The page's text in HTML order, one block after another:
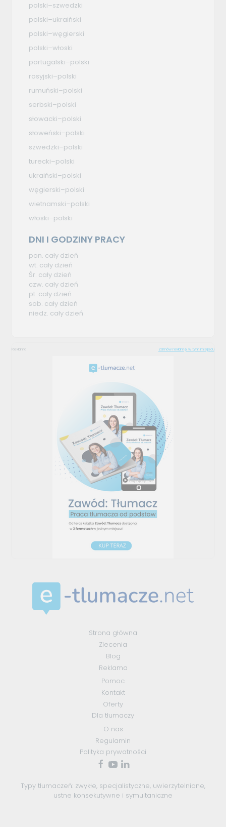
polski–szwedzki
polski–ukraiński
polski–węgierski
polski–włoski
portugalski–polski
rosyjski–polski
rumuński–polski
serbski–polski
słowacki–polski
słoweński–polski
szwedzki–polski
turecki–polski
ukraiński–polski
węgierski–polski
wietnamski–polski
włoski–polski
DNI I GODZINY PRACY
pon. cały dzień
wt. cały dzień
Śr. cały dzień
czw. cały dzień
pt. cały dzień
sob. cały dzień
niedz. cały dzień
Reklama Zamów reklamę w tym miejscu
Strona główna
Zlecenia
Blog
Reklama
Pomoc
Kontakt
Oferty
Dla tłumaczy
O nas
Regulamin
Polityka prywatności
Typy tłumaczeń: zwykłe, specjalistyczne, uwierzytelnione,
ustne konsekutywne i symultaniczne